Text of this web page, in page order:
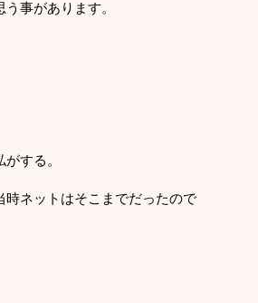
事があります。
する。
ネットはそこまでだったので